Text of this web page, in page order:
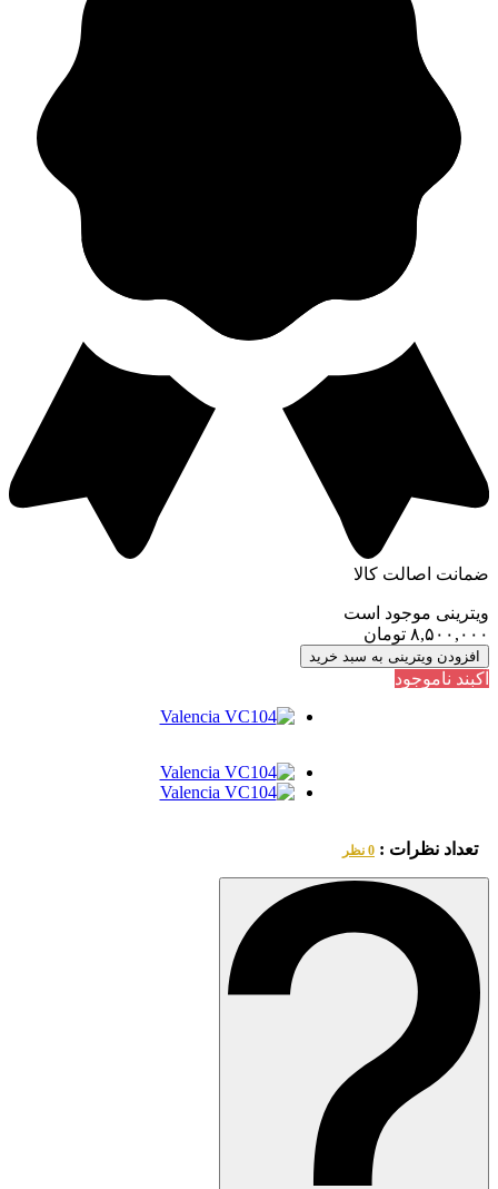
ضمانت اصالت کالا
ویترینی موجود است
٨,۵٠٠,٠٠٠
تومان
افزودن ویترینی به سبد خرید
آکبند ناموجود
تعداد نظرات : 0 نظر